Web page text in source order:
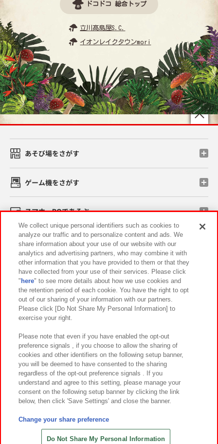
ドコドコ 総合トップ
立川髙島屋S.C.
イオンレイクタウンmori
あそび場をさがす
ゲーム機をさがす
スマホ・PCであそぶ
イベント・キャンペーン
関連会社 サステナビリティ サイトポリシー
プライバシーポリシー ウェブアクセシビリティ方針と検証結果
お取引先さまとともに
カスタマーハラスメント対応方針 よくあるご質問・お問い合わせ
©Bandai Namco Amusement Inc.
©Bandai Namco Amusement Lab Inc.
©HANAYASHIKI Co., Ltd. All Rights Reserved.
We collect unique personal identifiers such as cookies to
analyze our traffic and to personalize content and ads. We
share information about your use of our website with our
analytics and advertising partners, who may combine it with
other information that you have provided to them or that they
have collected from your use of their services. Please click
" here" to see more details about how we use cookies and
the retention period of each cookie. You have the right to opt
out of our sharing of your information with our partners.
Please click [Do Not Share My Personal Information] to
exercise your right.
Please note that even if you have enabled the opt-out
preference signals , if you choose to allow the sharing of
cookies and other identifiers on the following setup banner,
you will be deemed to have consented to the sharing
regardless of the opt-out preference signals . If you
understand and agree to this setting, please manage your
consent on the following setup banner by clicking the link
below, then click 'Save Settings' and close the banner.
Change your share preference
Do Not Share My Personal Information